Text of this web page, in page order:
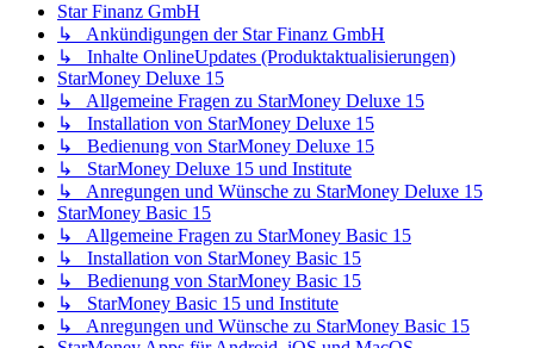
Star Finanz GmbH
↳ Ankündigungen der Star Finanz GmbH
↳ Inhalte OnlineUpdates (Produktaktualisierungen)
StarMoney Deluxe 15
↳ Allgemeine Fragen zu StarMoney Deluxe 15
↳ Installation von StarMoney Deluxe 15
↳ Bedienung von StarMoney Deluxe 15
↳ StarMoney Deluxe 15 und Institute
↳ Anregungen und Wünsche zu StarMoney Deluxe 15
StarMoney Basic 15
↳ Allgemeine Fragen zu StarMoney Basic 15
↳ Installation von StarMoney Basic 15
↳ Bedienung von StarMoney Basic 15
↳ StarMoney Basic 15 und Institute
↳ Anregungen und Wünsche zu StarMoney Basic 15